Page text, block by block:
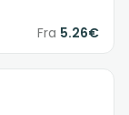
Fra 5.26€